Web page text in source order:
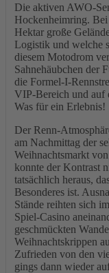
Die aktiven AWO-
Hockenheimring.
Hektar große
Logistik und welche
diesem Motodrom
Sahnehäubchen der
die Formel-I-
VIP-Bereich und auf
Was für ein Erlebnis!
Der Renn-
am Nachmittag der
Weihnachtsmarkt
konnte der Kontrast
tatsächlich heraus,
Besonderes ist.
Stände reihten sich
Spiel-Casino
geschmückten
Weihnachtskrippen
Zufrieden von den
gings dann wieder